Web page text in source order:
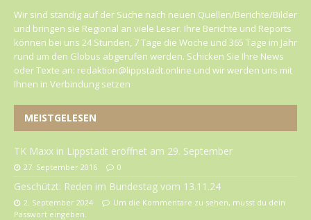
Wir sind ständig auf der Suche nach neuen Quellen/Berichte/Bilder
und bringen sie Regional an viele Leser. Ihre Berichte und Reports
können bei uns 24 Stunden, 7 Tage die Woche und 365 Tage im Jahr
rund um den Globus abgerufen werden. Schicken Sie Ihre News
oder Texte an: redaktion@lippstadt.online und wir werden uns mit
Ihnen in Verbindung setzen
MEISTGELESEN
TK Maxx in Lippstadt eröffnet am 29. September
27. September 2016 0
Geschützt: Reden im Bundestag vom 13.11.24
2. September 2024
Um die Kommentare zu sehen, musst du dein
Passwort eingeben.